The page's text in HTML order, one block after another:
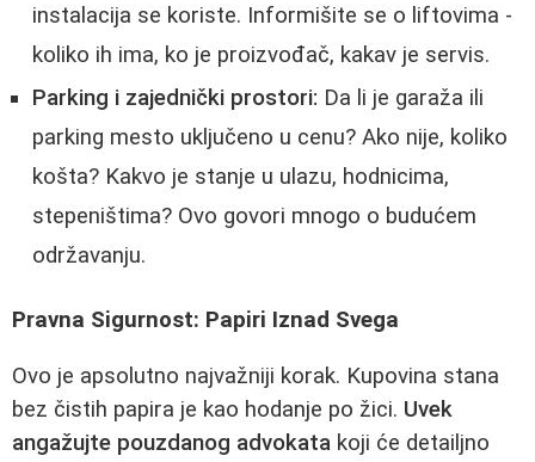
instalacija se koriste. Informišite se o liftovima -
koliko ih ima, ko je proizvođač, kakav je servis.
Parking i zajednički prostori: Da li je garaža ili
parking mesto uključeno u cenu? Ako nije, koliko
košta? Kakvo je stanje u ulazu, hodnicima,
stepeništima? Ovo govori mnogo o budućem
održavanju.
Pravna Sigurnost: Papiri Iznad Svega
Ovo je apsolutno najvažniji korak. Kupovina stana
bez čistih papira je kao hodanje po žici. Uvek
angažujte pouzdanog advokata koji će detailjno